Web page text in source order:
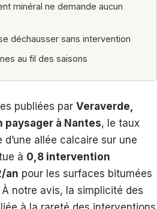
minéral ne demande aucun
déchausser sans intervention
au fil des saisons
publiées par Veraverde,
à Nantes, le taux
allée calcaire sur une
à 0,8 intervention
an pour les surfaces bitumées
notre avis, la simplicité des